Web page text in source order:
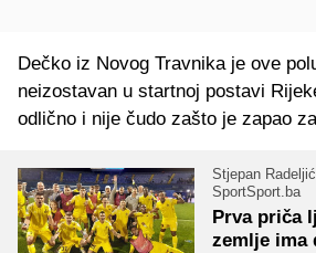
Dečko iz Novog Travnika je ove
neizostavan u startnoj postavi
odlično i nije čudo zašto je zapao
Stjepan
SportSport.ba
Prva priča
zemlje ima